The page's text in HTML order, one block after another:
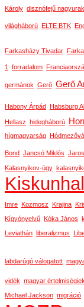
Károly disznófejű nagyurak
világháború ELTE BTK
Farkasházy Tivadar
1 forradalom
germánok Gerő Gerő
Habony Árpád Habsburg
Hellasz hidegháború
hígmagyarság
Bond Jancsó Miklós
Kalasnyikov-ügy
Imre Kozmosz Krajina
Kígyónyelvű Kóka János
Leviathán liberalizmus
labdarúgó válogatott
vidék magyar értelmiségiek
Michael Jackson migráció